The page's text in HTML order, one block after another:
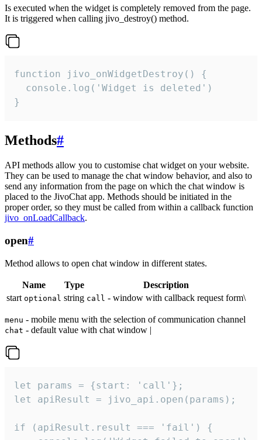
Is executed when the widget is completely removed from the page.
It is triggered when calling jivo_destroy() method.
function jivo_onWidgetDestroy() {
  console.log('Widget is deleted')
}
Methods#
API methods allow you to customise chat widget on your website.
They can be used to manage the chat window behavior, and also to
send any information from the page on which the chat window is
placed to the JivoChat app. Methods should be initiated in the
proper order, so they must be called from within a callback function
jivo_onLoadCallback.
open#
Method allows to open chat window in different states.
Name Type
Description
start optional string call - window with callback request form\
menu - mobile menu with the selection of communication channel
chat - default value with chat window |
let params = {start: 'call'};
let apiResult = jivo_api.open(params);
if (apiResult.result === 'fail') {